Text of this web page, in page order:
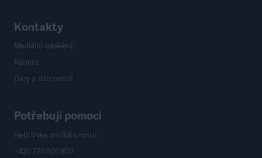
Kontakty
Mediální oddělení
Kariéra
Dary a dárcovství
Potřebuji pomoci
Help linka pro lidi v nouzi:
+420 770 600 800